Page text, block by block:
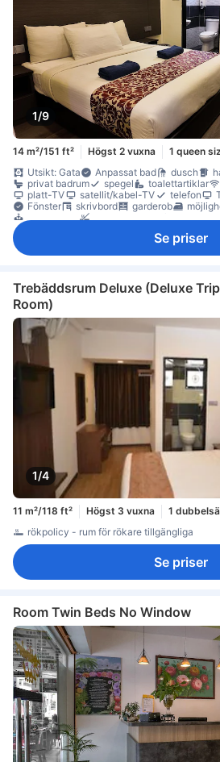
1/9
14 m²/151 ft² Högst 2 vuxna
1 queen
Utsikt: Gata
Anpassat bad dusch
privat badrum
spegel toalettartiklar
platt-TV
satellit/kabel-TV telefon
Fönster
skrivbord garderob
Se priser
Trebäddsrum Deluxe (Deluxe
Room)
1/4
11 m²/118 ft² Högst 3 vuxna
1
rökpolicy - rum för rökare tillgängliga
Se priser
Room Twin Beds No Window